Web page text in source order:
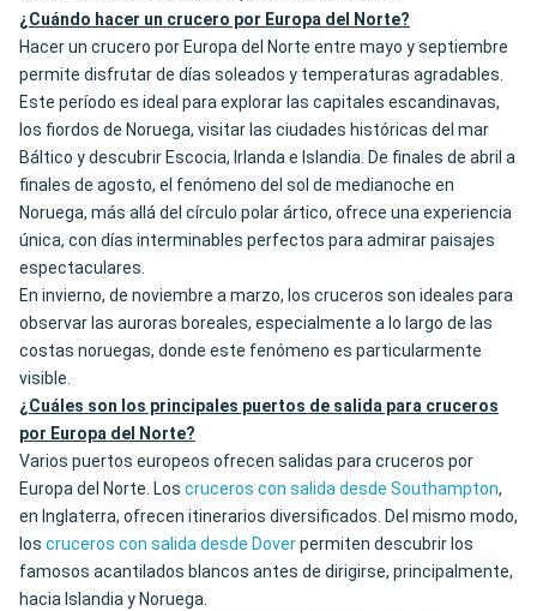
¿Cuándo hacer un crucero por Europa del Norte?
Hacer un crucero por Europa del Norte entre mayo y septiembre
permite disfrutar de días soleados y temperaturas agradables.
Este período es ideal para explorar las capitales escandinavas,
los fiordos de Noruega, visitar las ciudades históricas del mar
Báltico y descubrir Escocia, Irlanda e Islandia. De finales de abril a
finales de agosto, el fenómeno del sol de medianoche en
Noruega, más allá del círculo polar ártico, ofrece una experiencia
única, con días interminables perfectos para admirar paisajes
espectaculares.
En invierno, de noviembre a marzo, los cruceros son ideales para
observar las auroras boreales, especialmente a lo largo de las
costas noruegas, donde este fenómeno es particularmente
visible.
¿Cuáles son los principales puertos de salida para cruceros
por Europa del Norte?
Varios puertos europeos ofrecen salidas para cruceros por
Europa del Norte. Los cruceros con salida desde Southampton,
en Inglaterra, ofrecen itinerarios diversificados. Del mismo modo,
los cruceros con salida desde Doverpermiten descubrir los
famosos acantilados blancos antes de dirigirse, principalmente,
hacia Islandia y Noruega.